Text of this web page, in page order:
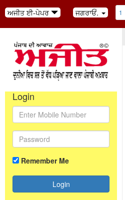
ਅਜੀਤ ਈ-ਪੇਪਰ ਜਗਰਾਓਂ. 1
Login
Remember Me